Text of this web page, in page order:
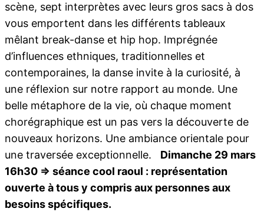
scène, sept interprètes avec leurs gros sacs à dos
vous emportent dans les différents tableaux
mêlant break-danse et hip hop. Imprégnée
d’influences ethniques, traditionnelles et
contemporaines, la danse invite à la curiosité, à
une réflexion sur notre rapport au monde. Une
belle métaphore de la vie, où chaque moment
chorégraphique est un pas vers la découverte de
nouveaux horizons. Une ambiance orientale pour
une traversée exceptionnelle. Dimanche 29 mars
16h30 => séance cool raoul : représentation
ouverte à tous y compris aux personnes aux
besoins spécifiques.